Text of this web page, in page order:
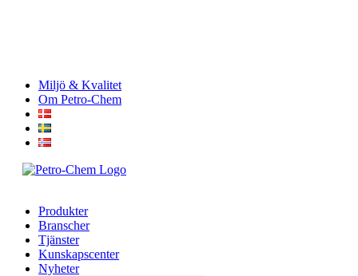
content
Miljö & Kvalitet
Om Petro-Chem
Produkter
Branscher
Tjänster
Kunskapscenter
Nyheter